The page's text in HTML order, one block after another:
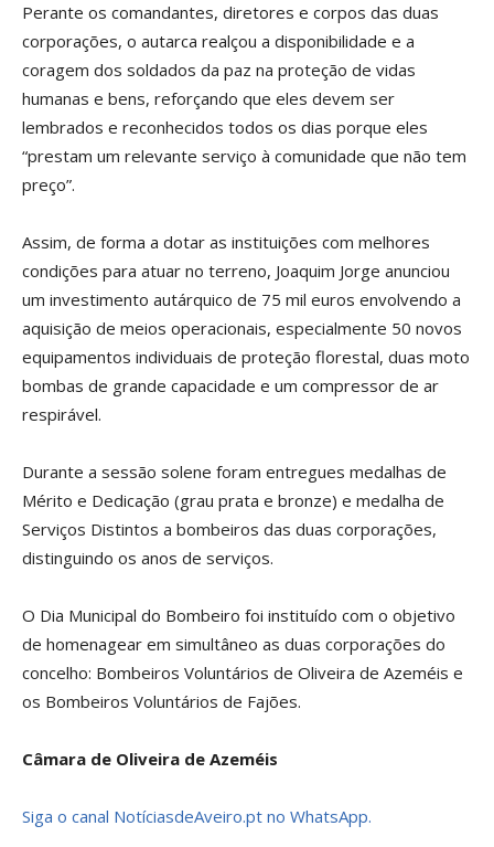
Perante os comandantes, diretores e corpos das duas
corporações, o autarca realçou a disponibilidade e a
coragem dos soldados da paz na proteção de vidas
humanas e bens, reforçando que eles devem ser
lembrados e reconhecidos todos os dias porque eles
“prestam um relevante serviço à comunidade que não tem
preço”.
Assim, de forma a dotar as instituições com melhores
condições para atuar no terreno, Joaquim Jorge anunciou
um investimento autárquico de 75 mil euros envolvendo a
aquisição de meios operacionais, especialmente 50 novos
equipamentos individuais de proteção florestal, duas moto
bombas de grande capacidade e um compressor de ar
respirável.
Durante a sessão solene foram entregues medalhas de
Mérito e Dedicação (grau prata e bronze) e medalha de
Serviços Distintos a bombeiros das duas corporações,
distinguindo os anos de serviços.
O Dia Municipal do Bombeiro foi instituído com o objetivo
de homenagear em simultâneo as duas corporações do
concelho: Bombeiros Voluntários de Oliveira de Azeméis e
os Bombeiros Voluntários de Fajões.
Câmara de Oliveira de Azeméis
Siga o canal NotíciasdeAveiro.pt no WhatsApp.